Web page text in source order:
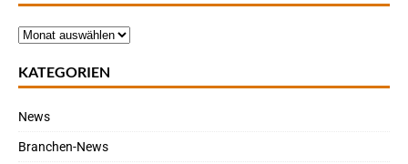
KATEGORIEN
News
Branchen-News